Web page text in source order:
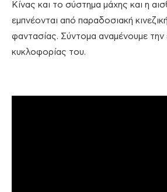
Κίνας και το σύστημα μάχης και η
εμπνέονται από παραδοσιακή
φαντασίας. Σύντομα αναμένουμε την
κυκλοφορίας του.